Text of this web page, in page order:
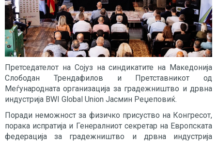
Претседателот на Сојуз на синдикатите на Македонија
Слободан Трендафилов и Претставникот од
Меѓународната организација за градежништво и дрвна
индустрија BWI Global Union Јасмин Реџеповиќ.
Поради неможност за физичко присуство на Конгресот,
порака испратија и Генералниот секретар на Европската
федерација за градежништво и дрвна индустрија